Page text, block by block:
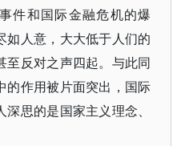
件和国际金融危机的爆
如人意，大大低于人们的
至反对之声四起。与此同
的作用被片面突出，国际
思的是国家主义理念、